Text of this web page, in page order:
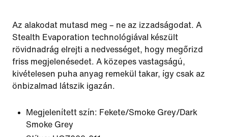
Az alakodat mutasd meg – ne az izzadságodat. A
Stealth Evaporation technológiával készült
rövidnadrág elrejti a nedvességet, hogy megőrizd
friss megjelenésedet. A közepes vastagságú,
kivételesen puha anyag remekül takar, így csak az
önbizalmad látszik igazán.
Megjelenített szín: Fekete/Smoke Grey/Dark
Smoke Grey